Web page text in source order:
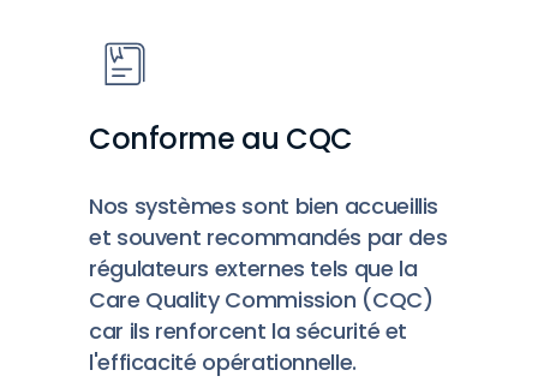
Conforme au CQC
Nos systèmes sont bien accueillis
et souvent recommandés par des
régulateurs externes tels que la
Care Quality Commission (CQC)
car ils renforcent la sécurité et
l'efficacité opérationnelle.